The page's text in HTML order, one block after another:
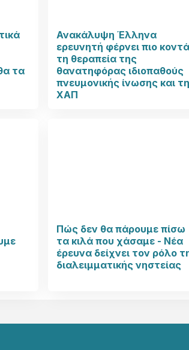
τα
Ανακάλυψη Έλληνα
ερευνητή φέρνει πιο
τη θεραπεία της
θανατηφόρας ιδιοπαθούς
πνευμονικής ίνωσης και
ΧΑΠ
Πώς δεν θα πάρουμε πίσω
τα κιλά που χάσαμε - Νέα
έρευνα δείχνει τον ρόλο
διαλειμματικής νηστείας